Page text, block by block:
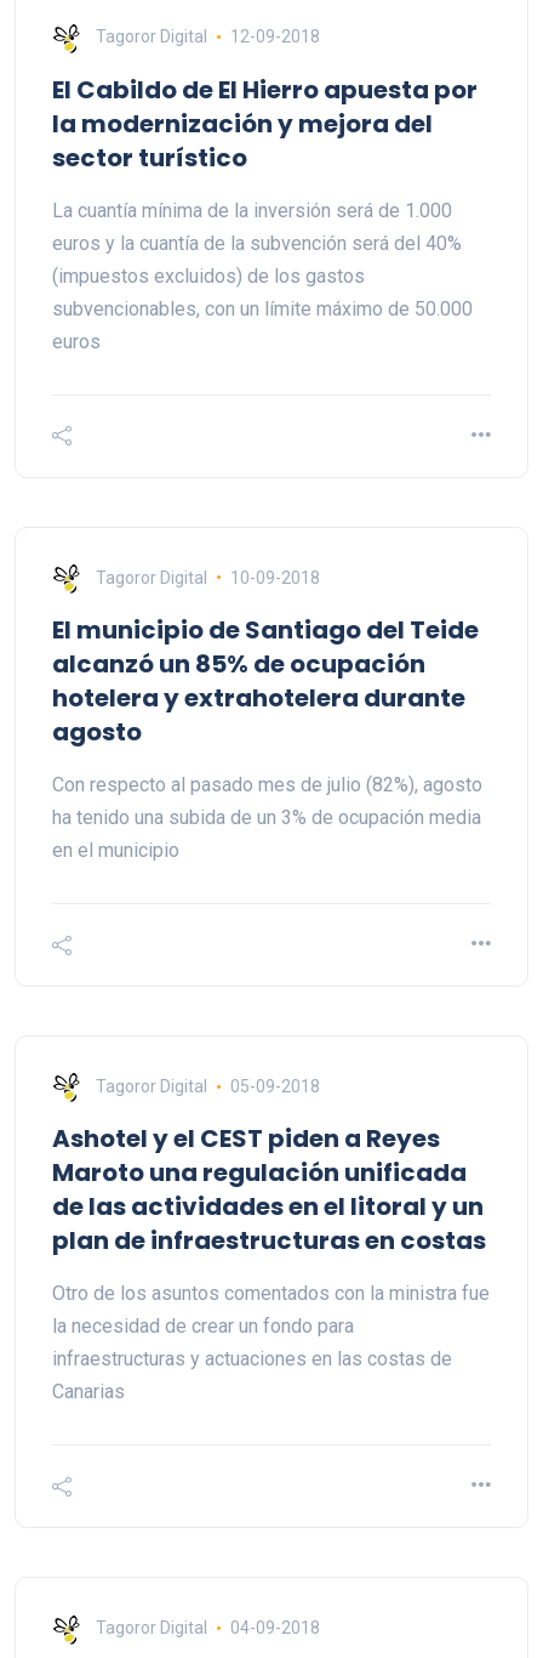
Tagoror Digital 12-09-2018
El Cabildo de El Hierro apuesta por
la modernización y mejora del
sector turístico
La cuantía mínima de la inversión será de 1.000
euros y la cuantía de la subvención será del 40%
(impuestos excluidos) de los gastos
subvencionables, con un límite máximo de 50.000
euros
Tagoror Digital 10-09-2018
El municipio de Santiago del Teide
alcanzó un 85% de ocupación
hotelera y extrahotelera durante
agosto
Con respecto al pasado mes de julio (82%), agosto
ha tenido una subida de un 3% de ocupación media
en el municipio
Tagoror Digital 05-09-2018
Ashotel y el CEST piden a Reyes
Maroto una regulación unificada
de las actividades en el litoral y un
plan de infraestructuras en costas
Otro de los asuntos comentados con la ministra fue
la necesidad de crear un fondo para
infraestructuras y actuaciones en las costas de
Canarias
Tagoror Digital 04-09-2018